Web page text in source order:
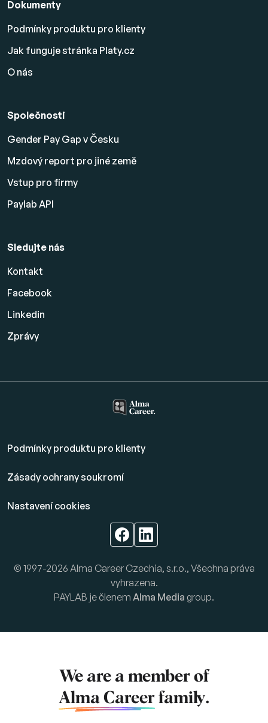
Dokumenty
Podmínky produktu pro klienty
Jak funguje stránka Platy.cz
O nás
Společnosti
Gender Pay Gap v Česku
Mzdový report pro jiné země
Vstup pro firmy
Paylab API
Sledujte nás
Kontakt
Facebook
Linkedin
Zprávy
Podmínky produktu pro klienty
Zásady ochrany soukromí
Nastavení cookies
© 1997-2026 Alma Career Czechia, s.r.o., Všechna práva
vyhrazena.
PAYLAB je členem Alma Media group.
We are a member of
Alma Career family.